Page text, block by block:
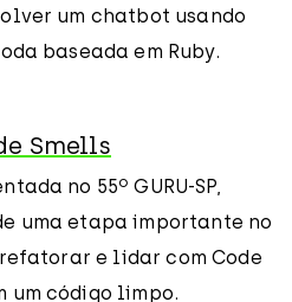
um chatbot usando
baseada em Ruby.
Smells
no 55º GURU-SP,
uma etapa importante no
e lidar com Code
um código limpo.